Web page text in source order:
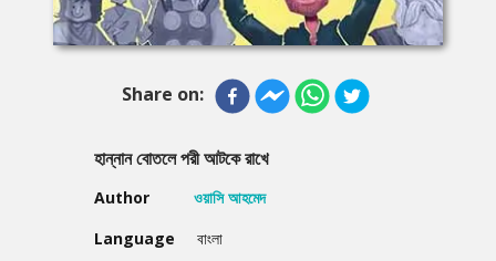
Share on:
হান্নান বোতলে পরী আটকে রাখে
Author
ওয়াসি আহমেদ
Language
বাংলা